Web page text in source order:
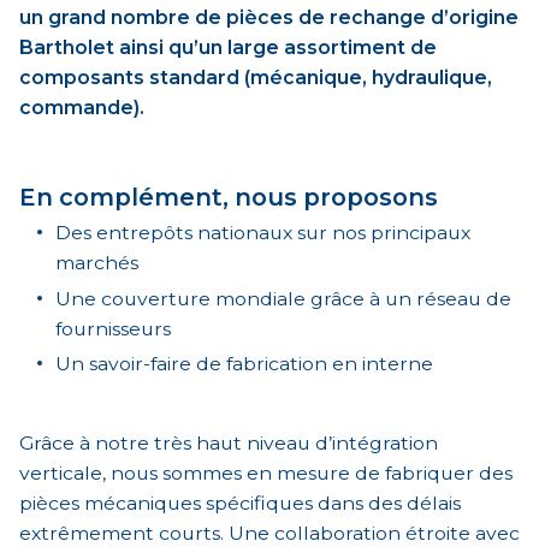
un grand nombre de pièces de rechange d’origine
Bartholet ainsi qu’un large assortiment de
composants standard (mécanique, hydraulique,
commande).
En complément, nous proposons
Des entrepôts nationaux sur nos principaux
marchés
Une couverture mondiale grâce à un réseau de
fournisseurs
Un savoir-faire de fabrication en interne
Grâce à notre très haut niveau d’intégration
verticale, nous sommes en mesure de fabriquer des
pièces mécaniques spécifiques dans des délais
extrêmement courts. Une collaboration étroite avec